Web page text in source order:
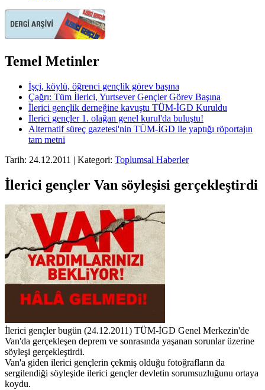
Temel Metinler
İşçi, köylü, öğrenci gençlik görev başına
Çağrı: Tüm İlerici, Yurtsever Gençler Görev Başına
İlerici gençlik derneğine kavuştu TÜM-İGD Kuruldu
İlerici gençler 1. olağan genel kurul'da buluştu!
Alternatif süreç gazetesi'nin TÜM-İGD ile yaptığı röportajın
tam metni
Tarih: 24.12.2011 | Kategori: Toplumsal Haberler
İlerici gençler Van söyleşisi gerçekleştirdi
İlerici gençler bugün (24.12.2011) TÜM-İGD Genel Merkezin'de
Van'da gerçekleşen deprem ve sonrasında yaşanan sorunlar üzerine
söyleşi gerçekleştirdi.
Van'a giden ilerici gençlerin çekmiş olduğu fotoğrafların da
sergilendiği söyleşide ilerici gençler devletin sorumsuzluğunu ortaya
koydu.